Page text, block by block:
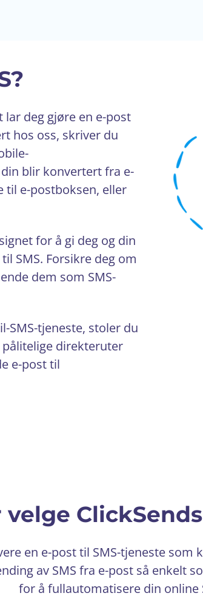
lar deg gjøre en e-post
hos oss, skriver du
blir konvertert fra e-
til e-postboksen, eller
for å gi deg og din
SMS. Forsikre deg om
dem som SMS-
SMS-tjeneste, stoler du
pålitelige direkteruter
e-post til
en e-post til SMS-tjeneste som
av SMS fra e-post så enkelt
for å fullautomatisere din online